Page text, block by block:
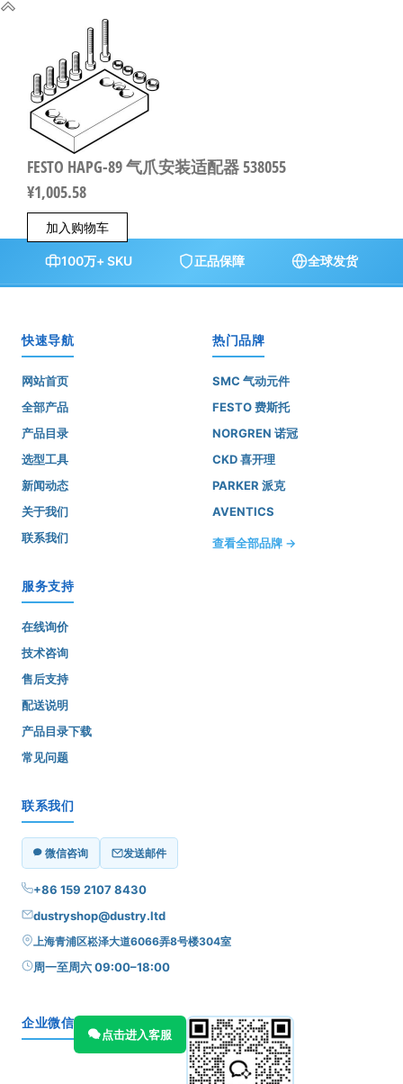
FESTO HAPG-89 气爪安装适配器 538055
¥1,005.58
加入购物车
100万+ SKU 正品保障 全球发货
快速导航
网站首页
全部产品
产品目录
选型工具
新闻动态
关于我们
联系我们
热门品牌
SMC 气动元件
FESTO 费斯托
NORGREN 诺冠
CKD 喜开理
PARKER 派克
AVENTICS
查看全部品牌 →
服务支持
在线询价
技术咨询
售后支持
配送说明
产品目录下载
常见问题
联系我们
微信咨询 发送邮件
+86 159 2107 8430
dustryshop@dustry.ltd
上海青浦区崧泽大道6066弄8号楼304室
周一至周六 09:00–18:00
企业微信
点击进入客服